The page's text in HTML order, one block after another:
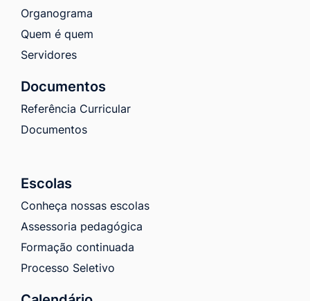
Organograma
Quem é quem
Servidores
Documentos
Referência Curricular
Documentos
Escolas
Conheça nossas escolas
Assessoria pedagógica
Formação continuada
Processo Seletivo